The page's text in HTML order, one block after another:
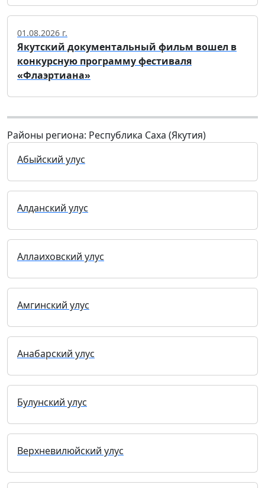
01.08.2026 г.
Якутский документальный фильм вошел в
конкурсную программу фестиваля
«Флаэртиана»
Районы региона: Республика Саха (Якутия)
Абыйский улус
Алданский улус
Аллаиховский улус
Амгинский улус
Анабарский улус
Булунский улус
Верхневилюйский улус